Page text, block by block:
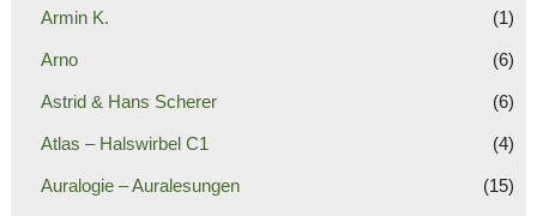
Armin K. (1)
Arno (6)
Astrid & Hans Scherer (6)
Atlas – Halswirbel C1 (4)
Auralogie – Auralesungen (15)